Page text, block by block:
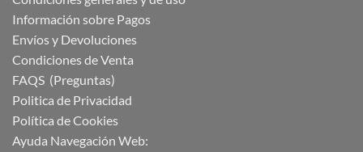
Información sobre Pagos
Envíos y Devoluciones
Condiciones de Venta
FAQS (Preguntas)
Politica de Privacidad
Política de Cookies
Ayuda Navegación Web: